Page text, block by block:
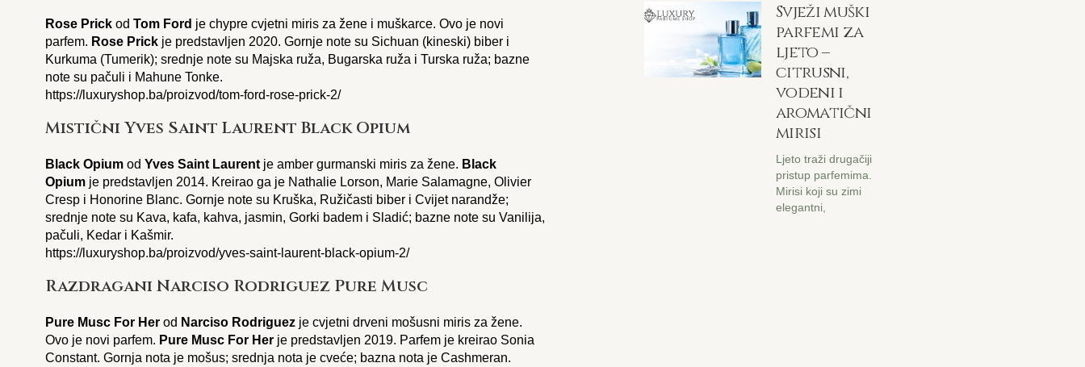
Rose Prickod Tom Ford je chypre cvjetni miris za žene i muškarce. Ovo je novi
parfem. Rose Prickje predstavljen 2020. Gornje note su Sichuan (kineski) biber i
Kurkuma (Tumerik); srednje note su Majska ruža, Bugarska ruža i Turska ruža; bazne
note su pačuli i Mahune Tonke.
https://luxuryshop.ba/proizvod/tom-ford-rose-prick-2/
Mistični Yves Saint Laurent Black Opium
Black Opiumod Yves Saint Laurentje amber gurmanski miris za žene. Black
Opiumje predstavljen 2014. Kreirao ga je Nathalie Lorson, Marie Salamagne, Olivier
Cresp i Honorine Blanc. Gornje note su Kruška, Ružičasti biber i Cvijet narandže;
srednje note su Kava, kafa, kahva, jasmin, Gorki badem i Sladić; bazne note su Vanilija,
pačuli, Kedar i Kašmir.
https://luxuryshop.ba/proizvod/yves-saint-laurent-black-opium-2/
Razdragani Narciso Rodriguez Pure Musc
Pure Musc For Herod Narciso Rodriguezje cvjetni drveni mošusni miris za žene.
Ovo je novi parfem. Pure Musc For Herje predstavljen 2019. Parfem je kreirao Sonia
Constant. Gornja nota je mošus; srednja nota je cveće; bazna nota je Cashmeran.
Svježi muški
parfemi za
ljeto –
citrusni,
vodeni i
aromatični
mirisi
Ljeto traži drugačiji
pristup parfemima.
Mirisi koji su zimi
elegantni,